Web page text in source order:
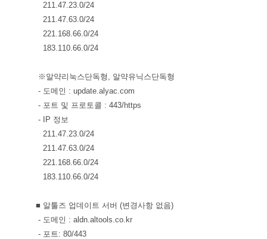
211.47.23.0/24
211.47.63.0/24
221.168.66.0/24
183.110.66.0/24
※알약리눅스단독형, 알약유닉스단독형
- 도메인 : update.alyac.com
- 포트 및 프로토콜 : 443/http
- IP 정보
211.47.23.0/24
211.47.63.0/24
221.168.66.0/24
183.110.66.0/24
■ 알툴즈 업데이트 서버 (변경사항 없음)
- 도메인 : aldn.altools.co.kr
- 포트: 80/443